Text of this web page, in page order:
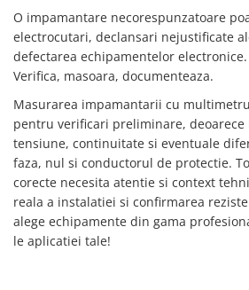
O impamantare necorespunzatoare
electrocutari, declansari nejustificate
defectarea echipamentelor
Verifica, masoara, documenteaza.
Masurarea impamantarii cu
pentru verificari preliminare, deoarece
tensiune, continuitate si eventuale
faza, nul si conductorul de protectie.
corecte necesita atentie si context
reala a instalatiei si confirmarea
alege echipamente din gama
le aplicatiei tale!